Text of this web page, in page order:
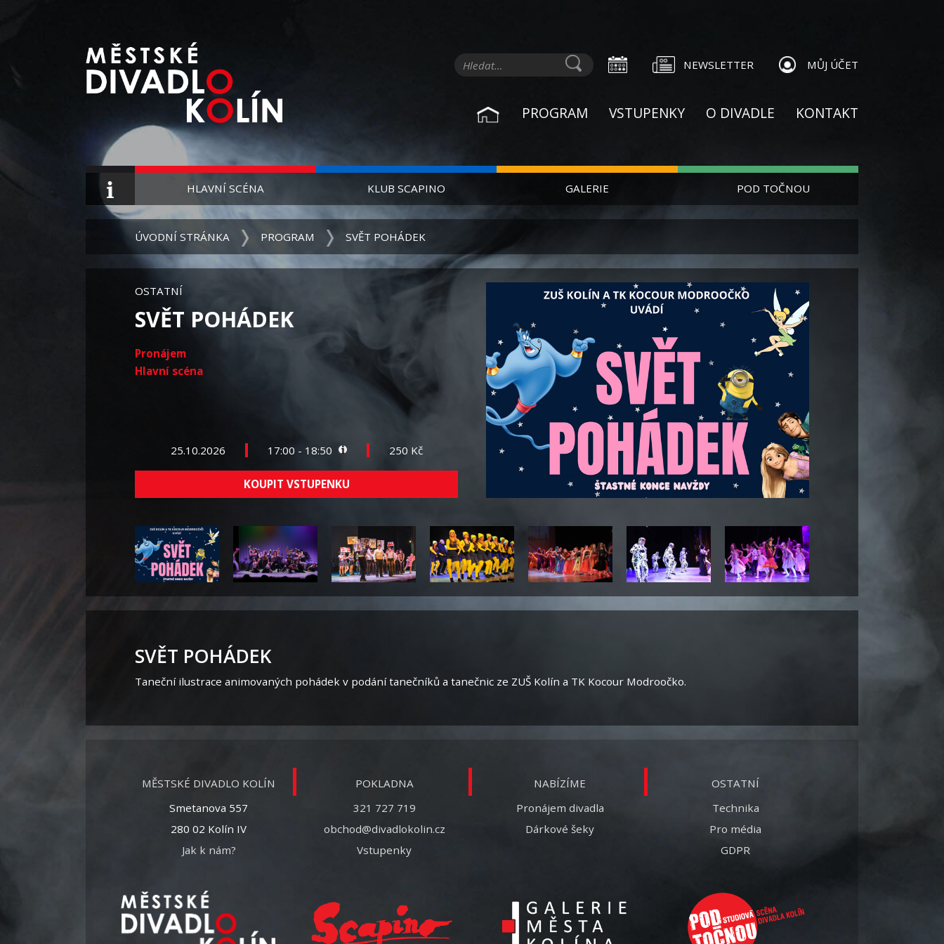
NEWSLETTER MŮJ ÚČET
PROGRAM VSTUPENKY O DIVADLE KONTAKT
HLAVNÍ SCÉNA KLUB SCAPINO GALERIE POD TOČNOU
ÚVODNÍ STRÁNKA PROGRAM SVĚT POHÁDEK
OSTATNÍ
SVĚT POHÁDEK
Pronájem
Hlavní scéna
25.10.2026 17:00 - 18:50 250 Kč
KOUPIT VSTUPENKU
SVĚT POHÁDEK
Taneční ilustrace animovaných pohádek v podání tanečníků a tanečnic ze ZUŠ Kolín a TK Kocour Modroočko.
MĚSTSKÉ DIVADLO KOLÍN
Smetanova 557
280 02 Kolín IV
Jak k nám?
POKLADNA
321 727 719
obchod@divadlokolin.cz
Vstupenky
NABÍZÍME
Pronájem divadla
Dárkové šeky
OSTATNÍ
Technika
Pro média
GDPR